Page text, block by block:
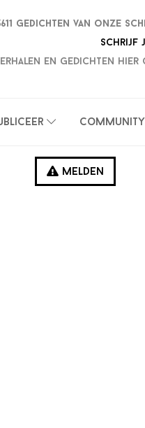
gedichten van onze
Schrijf
en gedichten hier
Community
Melden